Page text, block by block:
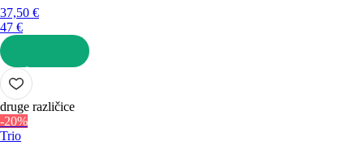
37,50 €
47 €
V KOŠARICO
druge različice
-20%
Trio